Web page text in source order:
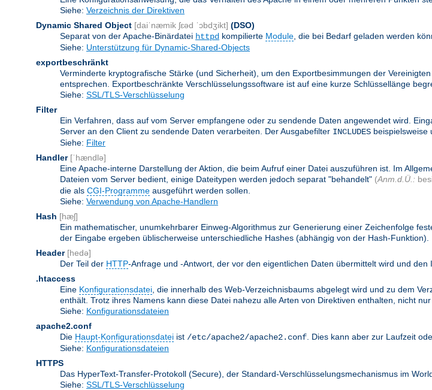
Siehe: Verzeichnis der Direktiven
Dynamic Shared Object [daiˈnæmik ʃɛəd ˈɔbdʒikt] (DSO)
Separat von der Apache-Binärdatei httpd kompilierte Module , die bei Bedarf geladen werden
Siehe: Unterstützung für Dynamic-Shared-Objects
exportbeschränkt
Verminderte kryptografische Stärke (und Sicherheit), um den Exportbesimmungen der
entsprechen. Exportbeschränkte Verschlüsselungssoftware ist auf eine kurze Schlüssellänge
Siehe: SSL/TLS-Verschlüsselung
Filter
Ein Verfahren, dass auf vom Server empfangene oder zu sendende Daten angewendet wird.
Server an den Client zu sendende Daten verarbeiten. Der Ausgabefilter INCLUDES beispielsweise
Siehe: Filter
Handler [ˈhændlə]
Eine Apache-interne Darstellung der Aktion, die beim Aufruf einer Datei auszuführen ist. Im
Dateien vom Server bedient, einige Dateitypen werden jedoch separat "behandelt" (Anm.d.Ü.:
die als CGI-Programme ausgeführt werden sollen.
Siehe: Verwendung von Apache-Handlern
Hash [hæʃ]
Ein mathematischer, unumkehrbarer Einweg-Algorithmus zur Generierung einer Zeichenfolge
der Eingabe ergeben üblischerweise unterschiedliche Hashes (abhängig von der Hash-Funktion).
Header [hedə]
Der Teil der HTTP-Anfrage und -Antwort, der vor den eigentlichen Daten übermittelt wird und
.htaccess
Eine Konfigurationsdatei , die innerhalb des Web-Verzeichnisbaums abgelegt wird und zu dem
enthält. Trotz ihres Namens kann diese Datei nahezu alle Arten von Direktiven enthalten, nicht
Siehe: Konfigurationsdateien
apache2.conf
Die Haupt-Konfigurationsdatei ist /etc/apache2/apache2.conf . Dies kann aber zur Laufzeit
Siehe: Konfigurationsdateien
HTTPS
Das HyperText-Transfer-Protokoll (Secure), der Standard-Verschlüsselungsmechanismus im
Siehe: SSL/TLS-Verschlüsselung